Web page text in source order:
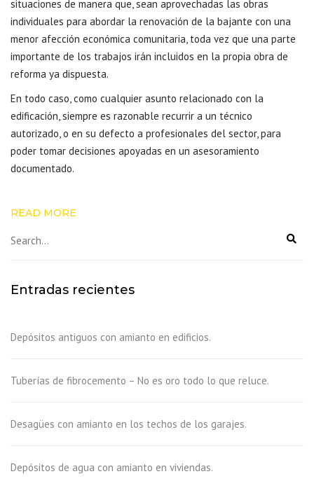
situaciones de manera que, sean aprovechadas las obras
individuales para abordar la renovación de la bajante con una
menor afección económica comunitaria, toda vez que una parte
importante de los trabajos irán incluidos en la propia obra de
reforma ya dispuesta.
En todo caso, como cualquier asunto relacionado con la
edificación, siempre es razonable recurrir a un técnico
autorizado, o en su defecto a profesionales del sector, para
poder tomar decisiones apoyadas en un asesoramiento
documentado.
READ MORE
Entradas recientes
Depósitos antiguos con amianto en edificios.
Tuberías de fibrocemento – No es oro todo lo que reluce.
Desagües con amianto en los techos de los garajes.
Depósitos de agua con amianto en viviendas.